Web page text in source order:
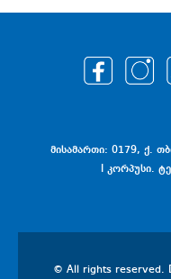
მისამართი: 0179, ქ.
I კორპუსი.
© All rights reserved.